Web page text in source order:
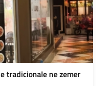
tradicionale ne zemer